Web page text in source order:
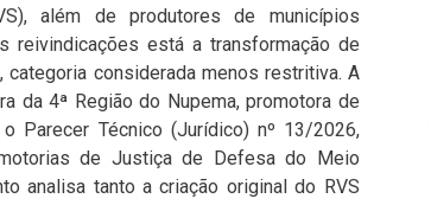
além de produtores de municípios
reivindicações está a transformação de
categoria considerada menos restritiva. A
da 4ª Região do Nupema, promotora de
Parecer Técnico (Jurídico) nº 13/2026,
de Justiça de Defesa do Meio
analisa tanto a criação original do RVS